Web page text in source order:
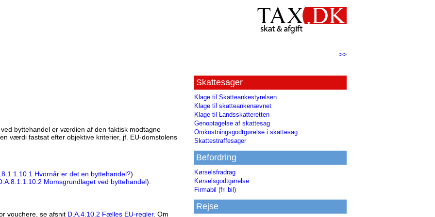
>>
byttehandel er værdien af den faktisk modtagne
værdi fastsat efter objektive kriterier, jf. EU-domstolens
Hvornår er det en byttehandel?)
Momsgrundlaget ved byttehandel).
vouchere, se afsnit D.A.4.10.2 Fælles EU-regler. Om
Skattesager
Klage til Skatteankestyrelsen
Klage til skatteankenævnet
Klage til Landsskatteretten
Genoptagelse af skattesag
Omkostningsgodtgørelse i skattesag
Skattestraffesager
Befordring
Kørselsfradrag
Kørselsgodtgørelse
Firmabil (fri bil)
Rejse